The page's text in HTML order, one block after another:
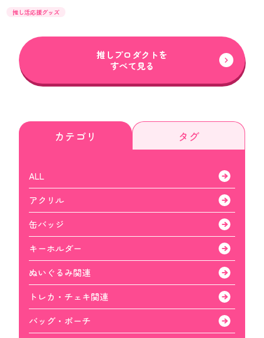
推し活応援グッズ
推しプロダクトを
すべて見る
カテゴリ タグ
ALL
アクリル
缶バッジ
キーホルダー
ぬいぐるみ関連
トレカ・チェキ関連
バッグ・ポーチ